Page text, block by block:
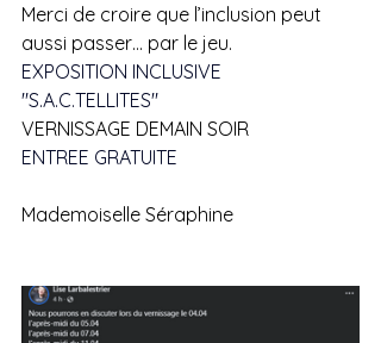
Merci de croire que l’inclusion peut
aussi passer… par le jeu.
EXPOSITION INCLUSIVE
"S.A.C.TELLITES"
VERNISSAGE DEMAIN SOIR
ENTREE GRATUITE
Mademoiselle Séraphine